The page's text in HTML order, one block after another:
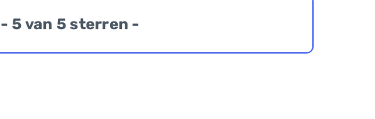
- 5 van 5 sterren -